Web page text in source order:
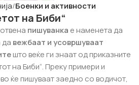
Боенки и активности
на Биби“
пишуванка е наменета да
да вежбаат и усовршуваат
што веќе ги знаат од приказните
на Биби“. Преку примери и
ќе пишуваат заедно со водичот,